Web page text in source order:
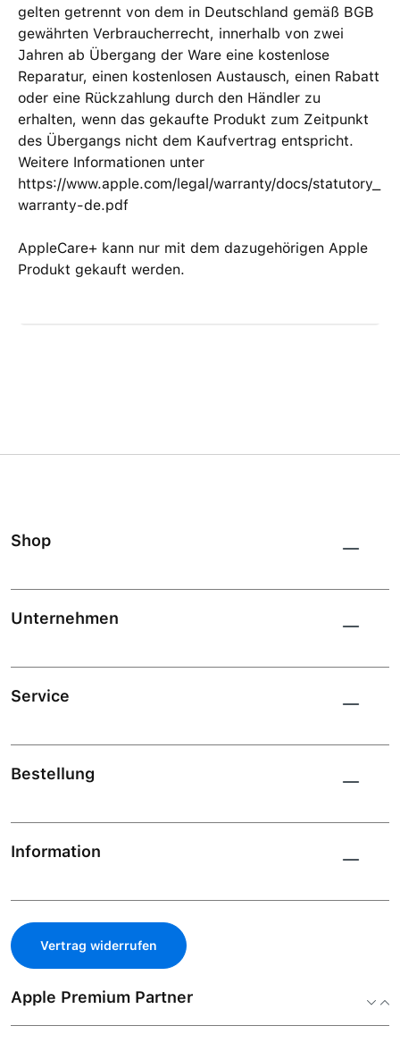
gelten getrennt von dem in Deutschland gemäß BGB
gewährten Verbraucher­recht, innerhalb von zwei
Jahren ab Übergang der Ware eine kosten­lose
Reparatur, einen kosten­losen Austausch, einen Rabatt
oder eine Rück­zahlung durch den Händler zu
erhalten, wenn das gekaufte Produkt zum Zeitpunkt
des Übergangs nicht dem Kaufvertrag entspricht.
Weitere Informationen unter
https://www.apple.com/legal/warranty/docs/statutory_
warranty-de.pdf
AppleCare+ kann nur mit dem dazugehörigen Apple
Produkt gekauft werden.
Shop
Unternehmen
Service
Bestellung
Information
Vertrag widerrufen
Apple Premium Partner